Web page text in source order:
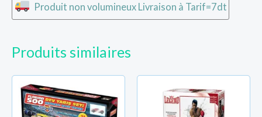
Produit non volumineux Livraison à Tarif=7dt
Produits similaires